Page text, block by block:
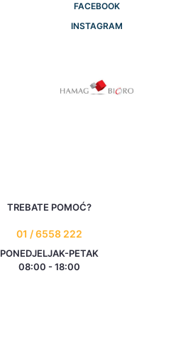
FACEBOOK
INSTAGRAM
TREBATE POMOĆ?
01 / 6558 222
PONEDJELJAK-PETAK
08:00 - 18:00